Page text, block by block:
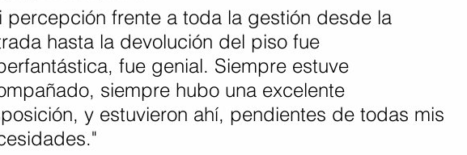
percepción frente a toda la gestión desde la
hasta la devolución del piso fue
fue genial. Siempre estuve
siempre hubo una excelente
y estuvieron ahí, pendientes de todas mis